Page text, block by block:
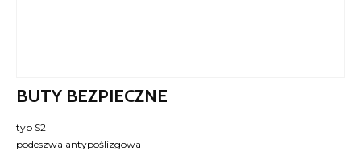
BUTY BEZPIECZNE
typ S2
podeszwa antypoślizgowa